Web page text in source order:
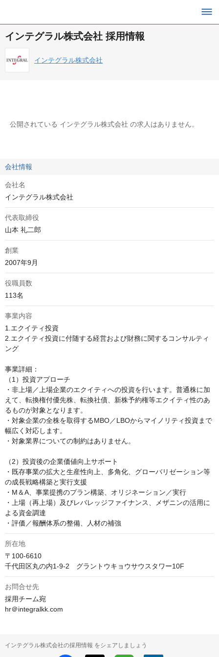
インテグラル株式会社 採用情報
インテグラル株式会社
公開されている インテグラル株式会社 の求人はありません。
会社情報
会社名
インテグラル株式会社
代表取締役
山本 礼二郎
創業
2007年9月
役職員数
113名
事業内容
1.エクイティ投資
2.エクイティ投資に付随する経営および財務に関するコンサルティ
ング
事業詳細：
（1）投資アプローチ
・非上場／上場企業のエクイティへの投資を行います。普通株に加
えて、転換権付優先株、転換社債、新株予約権等エクイティ性のあ
るものが対象となります。
・対象企業の全株を取得するMBO／LBOからマイノリティ投資まで
幅広く対応します。
・対象業界についての制約はありません。
（2）投資後の企業価値向上サポート
・既存事業の拡大と生産性向上、多角化、グローバリゼーション等
の成長戦略構築と実行支援
・M＆A、事業提携のプラン構築、オリジネーション／実行
・上場（再上場）及びレバレッジファイナンス、メザニンの活用に
よる資金調達
所在地
〒100-6610
千代田区丸の内1-9-2　グラントウキョウサウスタワー10F
お問合せ先
採用チーム宛
hr＠integralkk.com
インテグラル株式会社の採用情報 をシェアしましょう